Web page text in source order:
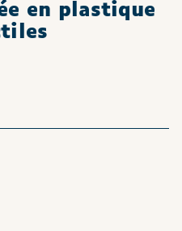
en plastique